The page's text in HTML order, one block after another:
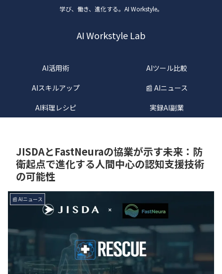
学び、働き、進化する。AI Workstyle。
AI Workstyle Lab
AI活用術
AIツール比較
AIスキルアップ
📰 AIニュース
AI料理レシピ
実録AI副業
JISDAとFastNeuraの協業が示す未来：防
衛起点で進化する人間中心の認知支援技術
の可能性
📰 AIニュース